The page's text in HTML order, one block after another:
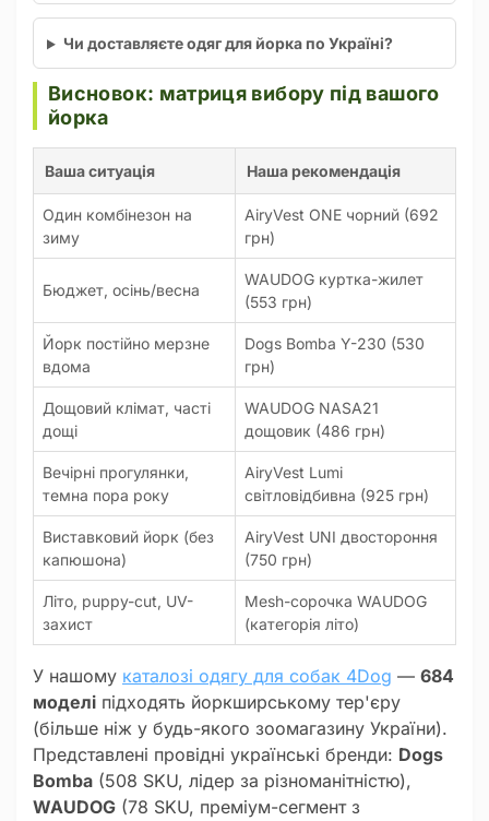
Чи доставляєте одяг для йорка по Україні?
Висновок: матриця вибору під вашого
йорка
Ваша ситуація Наша рекомендація
Один комбінезон на
зиму
AiryVest ONE чорний (692
грн)
Бюджет, осінь/весна
WAUDOG куртка-жилет
(553 грн)
Йорк постійно мерзне
вдома
Dogs Bomba Y-230 (530
грн)
Дощовий клімат, часті
дощі
WAUDOG NASA21
дощовик (486 грн)
Вечірні прогулянки,
темна пора року
AiryVest Lumi
світловідбивна (925 грн)
Виставковий йорк (без
капюшона)
AiryVest UNI двостороння
(750 грн)
Літо, puppy-cut, UV-
захист
Mesh-сорочка WAUDOG
(категорія літо)
У нашому каталозі одягу для собак 4Dog — 684
моделі підходять йоркширському тер'єру
(більше ніж у будь-якого зоомагазину України).
Представлені провідні українські бренди: Dogs
Bomba (508 SKU, лідер за різноманітністю),
WAUDOG (78 SKU, преміум-сегмент з